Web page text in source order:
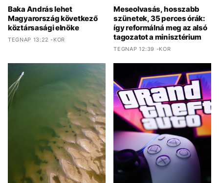
Baka András lehet
Magyarország következő
köztársasági elnöke
TEGNAP 13:22 -KOR
Meseolvasás, hosszabb
szünetek, 35 perces órák:
így reformálná meg az alsó
tagozatot a minisztérium
TEGNAP 12:39 -KOR